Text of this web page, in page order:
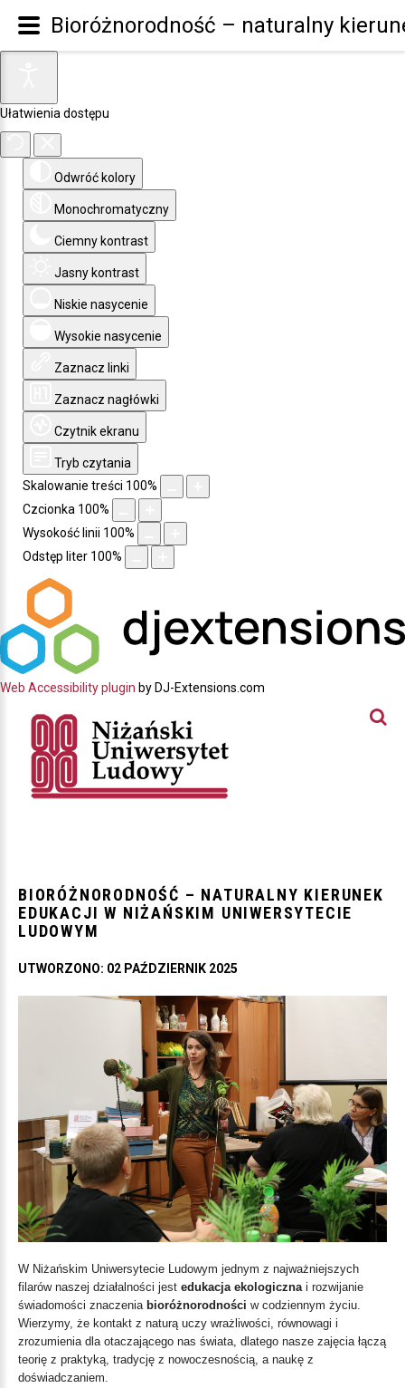
Ułatwienia dostępu
Odwróć kolory
Monochromatyczny
Ciemny kontrast
Jasny kontrast
Niskie nasycenie
Wysokie nasycenie
Zaznacz linki
Zaznacz nagłówki
Czytnik ekranu
Tryb czytania
Skalowanie treści 100%
Czcionka 100%
Wysokość linii 100%
Odstęp liter 100%
Web Accessibility plugin by DJ-Extensions.com
BIORÓŻNORODNOŚĆ – NATURALNY KIERUNEK
EDUKACJI W NIŻAŃSKIM UNIWERSYTECIE
LUDOWYM
UTWORZONO: 02 PAŹDZIERNIK 2025
W Niżańskim Uniwersytecie Ludowym jednym z najważniejszych
filarów naszej działalności jest edukacja ekologiczna i rozwijanie
świadomości znaczenia bioróżnorodności w codziennym życiu.
Wierzymy, że kontakt z naturą uczy wrażliwości, równowagi i
zrozumienia dla otaczającego nas świata, dlatego nasze zajęcia łączą
teorię z praktyką, tradycję z nowoczesnością, a naukę z
doświadczaniem.
Bioróżnorodność – naturalny